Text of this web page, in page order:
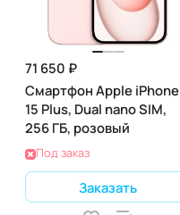
71 650 ₽
Смартфон Apple iPhone
15 Plus, Dual nano SIM,
256 ГБ, розовый
Под заказ
Заказать